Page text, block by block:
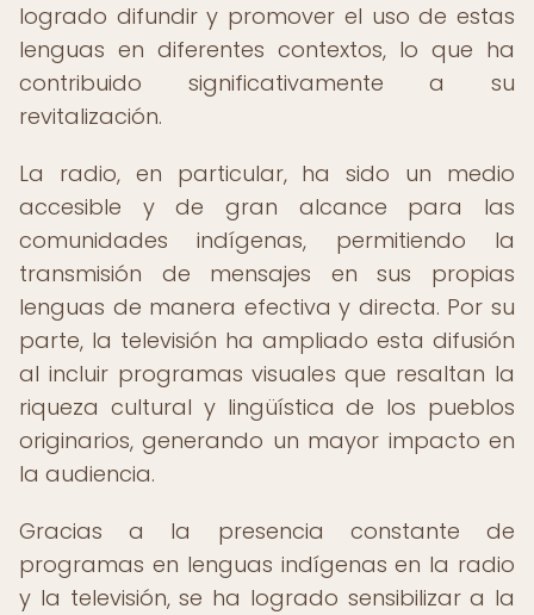
logrado difundir y promover el uso de estas
lenguas en diferentes contextos, lo que ha
contribuido significativamente a su
revitalización.
La radio, en particular, ha sido un medio
accesible y de gran alcance para las
comunidades indígenas, permitiendo la
transmisión de mensajes en sus propias
lenguas de manera efectiva y directa. Por su
parte, la televisión ha ampliado esta difusión
al incluir programas visuales que resaltan la
riqueza cultural y lingüística de los pueblos
originarios, generando un mayor impacto en
la audiencia.
Gracias a la presencia constante de
programas en lenguas indígenas en la radio
y la televisión, se ha logrado sensibilizar a la